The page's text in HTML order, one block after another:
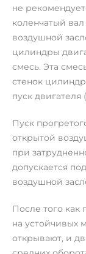
не
коленчатый
воздушной
цилиндры
смесь. Эта
стенок
пуск
Пуск
открытой
при
допускается
воздушной
После того как
на устойчивых
открывают, и